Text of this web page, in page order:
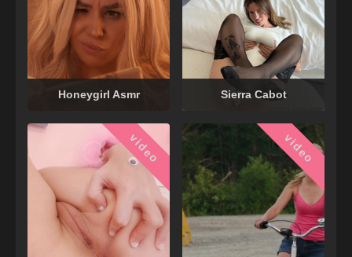
Honeygirl Asmr Sierra Cabot
video video